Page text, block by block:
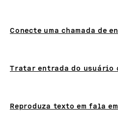
Conecte uma chamada de
Tratar entrada do usuário
Reproduza texto em fala